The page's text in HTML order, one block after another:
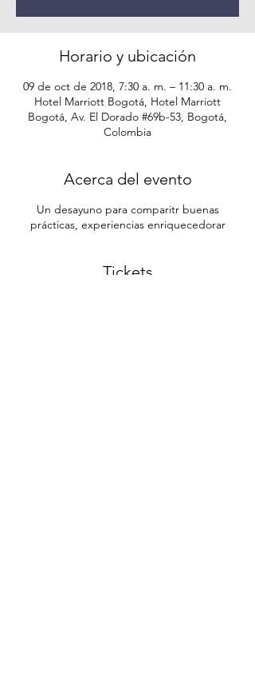
Horario y ubicación
09 de oct de 2018, 7:30 a. m. – 11:30 a. m.
Hotel Marriott Bogotá, Hotel Marriott
Bogotá, Av. El Dorado #69b-53, Bogotá,
Colombia
Acerca del evento
Un desayuno para comparitr buenas
prácticas, experiencias enriquecedorar
Tickets